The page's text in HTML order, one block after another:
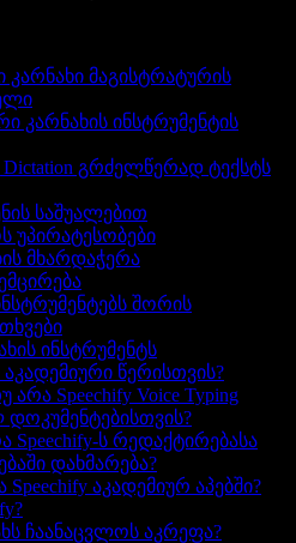
მაგისტრატურის
კარნახის ინსტრუმენტის
Dictation გრძელწერად ტექსტს
საშუალებით
უპირატესობები
მხარდაჭერა
შორის
ინსტრუმენტს
წერისთვის?
არა Speechify Voice Typing
Speechify-ს რედაქტირებასა
დახმარება?
აკადემიურ აპებში?
ჩაანაცვლოს აკრეფა?